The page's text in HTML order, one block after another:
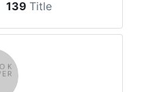
139 Title